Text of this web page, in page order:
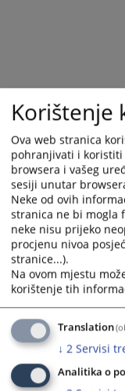
Korištenje
Ova web stranica
pohranjivati i
browsera i vašeg
sesiji unutar
Neke od ovih
stranica ne bi mogla
neke nisu prijeko
procjenu nivoa
stranice...).
Na ovom mjestu
korištenje tih
Translation
↓ 2 Servisi
Analitika o